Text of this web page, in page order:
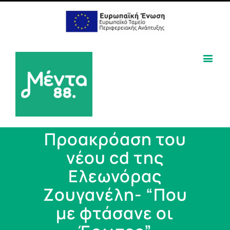
Προακρόαση του
νέου cd της
Ελεωνόρας
Ζουγανέλη- “Που
με φτάσανε οι